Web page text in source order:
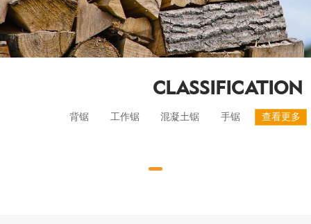
CLASSIFICATION
查看更多
手锯
混凝土锯
工作锯
背锯